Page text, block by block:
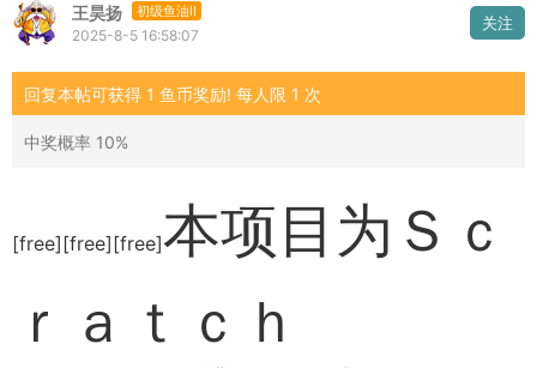
王昊扬 初级鱼油II
2025-8-5 16:58:07
关注
回复本帖可获得 1 鱼币奖励! 每人限 1 次
中奖概率 10%
[free][free][free]本项目为Ｓｃ
ｒａｔｃｈ